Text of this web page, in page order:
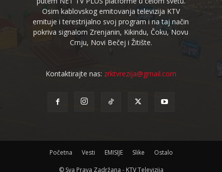
Osim kablovskog emitovanja televizija KTV
emituje i terestrijalno svoj program i na taj način
pokriva signalom Zrenjanin, Kikindu, Čoku, Novu
Crnju, Novi Bečej i Žitište.
Kontaktirajte nas: zrktvrezija@gmail.com
Početna Vesti EMISIJE Slike Ostalo
© Sva Prava Zadržana - KTV Televizija